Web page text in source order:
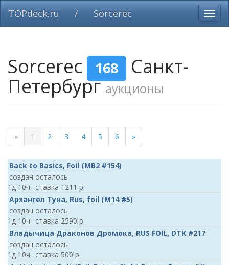
TOPdeck.ru / Sorcerec
Sorcerec 168 Санкт-
Петербургаукционы
« 1 2 3 4 5 6 »
Back to Basics, Foil (MB2 #154)
осталось
1д 10ч
1211
Архангел Туна, Rus, foil (M14 #5)
осталось
1д 10ч
2590
Владычица Драконов Дромока, RUS FOIL, DTK #217
осталось
1д 10ч
500